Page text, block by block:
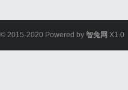
© 2015-2020 Powered by 智兔网 X1.0